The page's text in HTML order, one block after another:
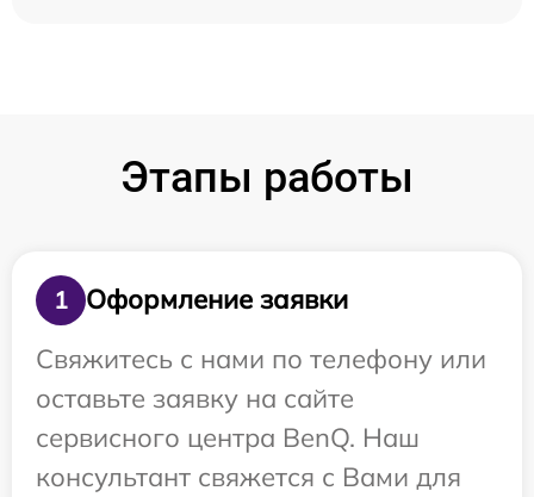
Этапы работы
1
Оформление заявки
Свяжитесь с нами по телефону или
оставьте заявку на сайте
сервисного центра BenQ. Наш
консультант свяжется с Вами для